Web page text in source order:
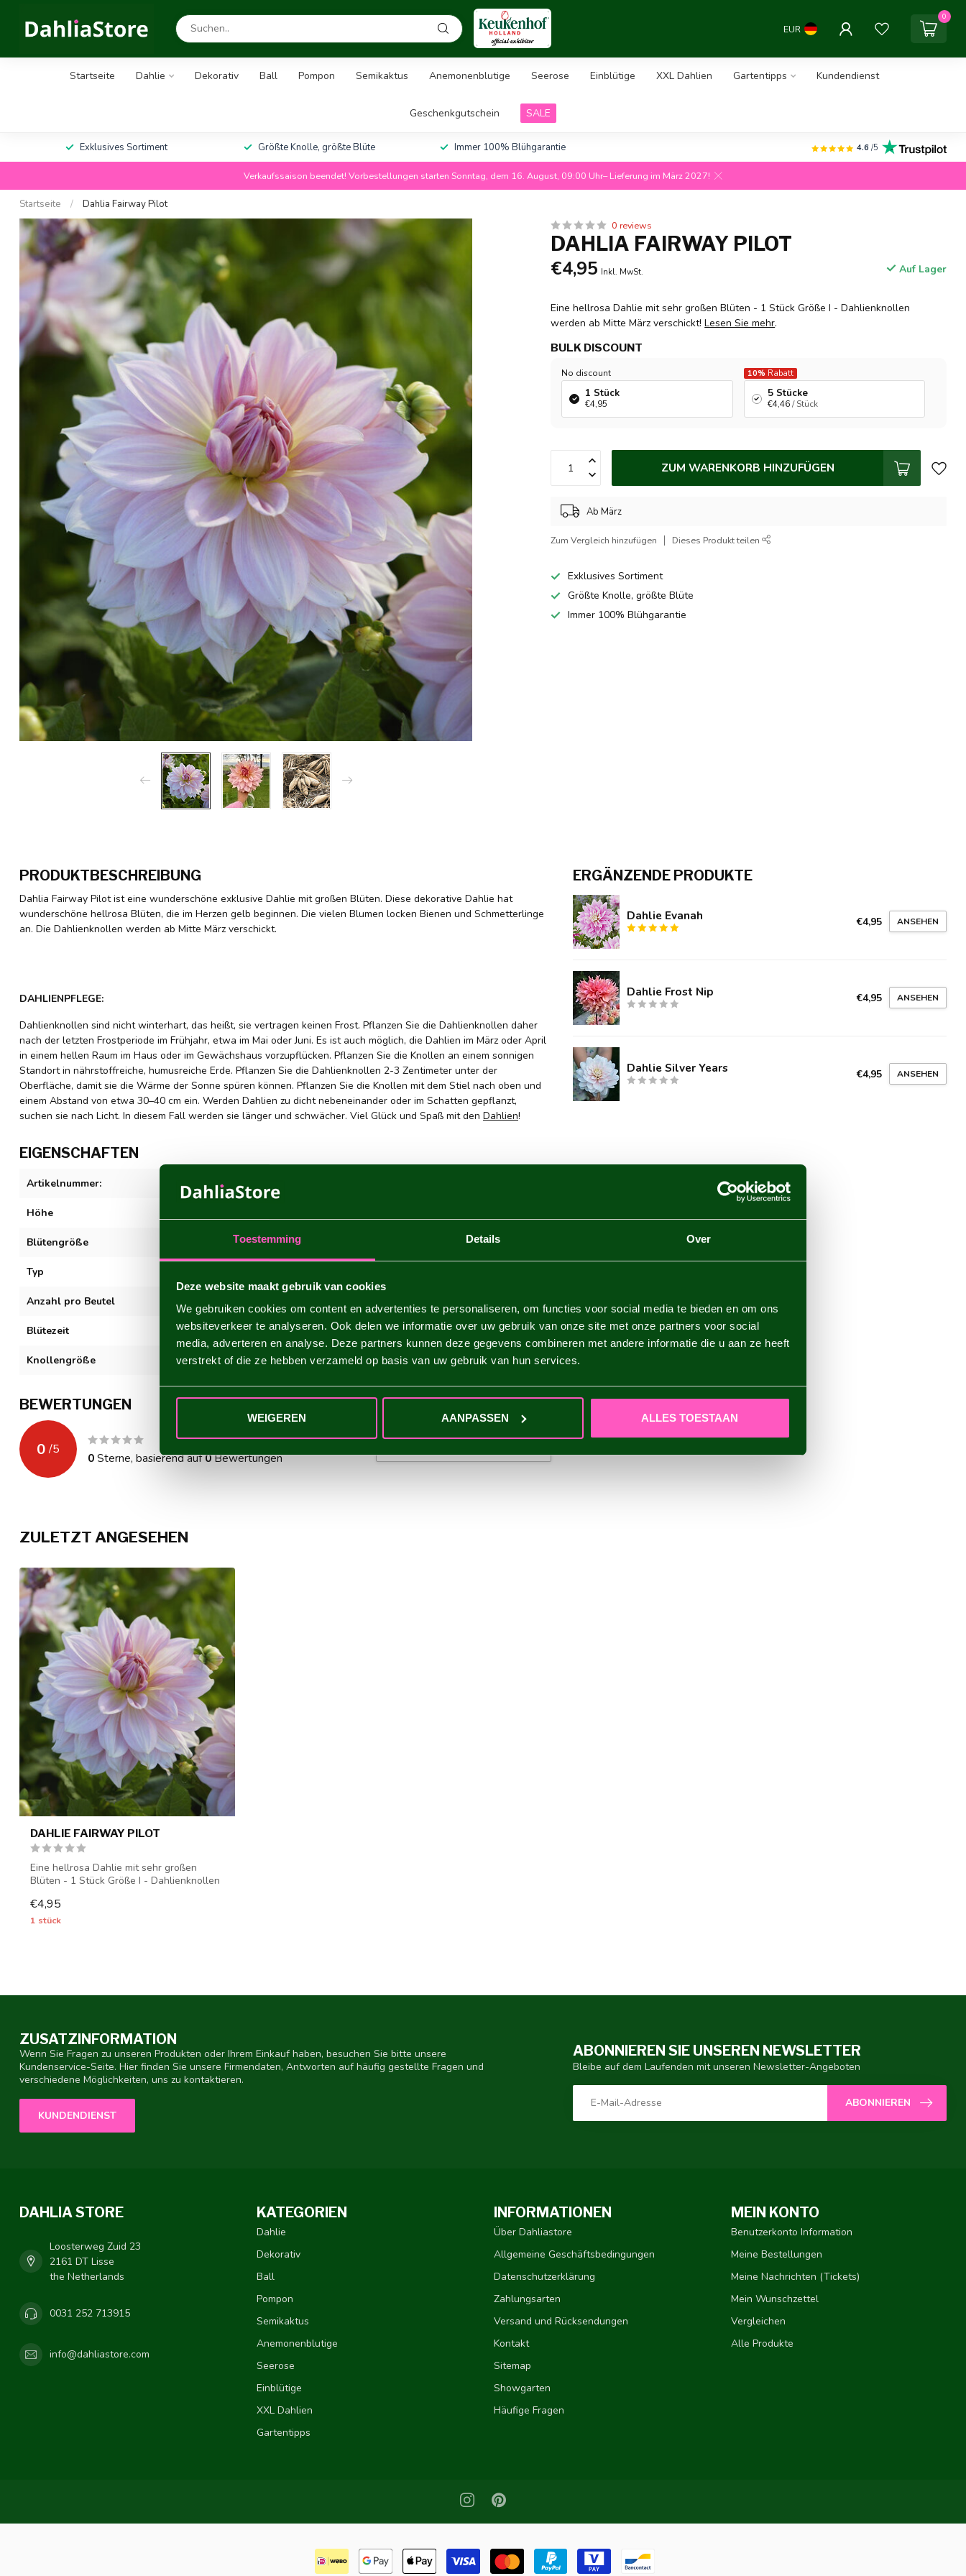
Toestemming Details Over
Deze website maakt gebruik van cookies
We gebruiken cookies om content en advertenties te personaliseren, om functies voor social media te bieden en om ons
websiteverkeer te analyseren. Ook delen we informatie over uw gebruik van onze site met onze partners voor social
media, adverteren en analyse. Deze partners kunnen deze gegevens combineren met andere informatie die u aan ze heeft
verstrekt of die ze hebben verzameld op basis van uw gebruik van hun services.
WEIGEREN AANPASSEN ALLES TOESTAAN
EUR
0
Startseite Dahlie Dekorativ Ball Pompon Semikaktus Anemonenblutige Seerose Einblütige XXL Dahlien Gartentipps Kundendienst
Geschenkgutschein SALE
Exklusives Sortiment Größte Knolle, größte Blüte Immer 100% Blühgarantie 4.6 /5
Verkaufssaison beendet! Vorbestellungen starten Sonntag, dem 16. August, 09:00 Uhr– Lieferung im März 2027!
Startseite / Dahlia Fairway Pilot
0 reviews
DAHLIA FAIRWAY PILOT
€4,95 Inkl. MwSt. Auf Lager
Eine hellrosa Dahlie mit sehr großen Blüten - 1 Stück Größe I - Dahlienknollen
werden ab Mitte März verschickt!Lesen Sie mehr.
BULK DISCOUNT
No discount
1 Stück
€4,95
10% Rabatt
5 Stücke
€4,46 / Stück
ZUM WARENKORB HINZUFÜGEN
Ab März
Zum Vergleich hinzufügen Dieses Produkt teilen
Exklusives Sortiment
Größte Knolle, größte Blüte
Immer 100% Blühgarantie
PRODUKTBESCHREIBUNG
Dahlia Fairway Pilot ist eine wunderschöne exklusive Dahlie mit großen Blüten. Diese dekorative Dahlie hat
wunderschöne hellrosa Blüten, die im Herzen gelb beginnen. Die vielen Blumen locken Bienen und Schmetterlinge
an. Die Dahlienknollen werden ab Mitte März verschickt.
DAHLIENPFLEGE:
Dahlienknollen sind nicht winterhart, das heißt, sie vertragen keinen Frost. Pflanzen Sie die Dahlienknollen daher
nach der letzten Frostperiode im Frühjahr, etwa im Mai oder Juni. Es ist auch möglich, die Dahlien im März oder April
in einem hellen Raum im Haus oder im Gewächshaus vorzupflücken. Pflanzen Sie die Knollen an einem sonnigen
Standort in nährstoffreiche, humusreiche Erde. Pflanzen Sie die Dahlienknollen 2-3 Zentimeter unter der
Oberfläche, damit sie die Wärme der Sonne spüren können. Pflanzen Sie die Knollen mit dem Stiel nach oben und
einem Abstand von etwa 30–40 cm ein. Werden Dahlien zu dicht nebeneinander oder im Schatten gepflanzt,
suchen sie nach Licht. In diesem Fall werden sie länger und schwächer. Viel Glück und Spaß mit den Dahlien!
EIGENSCHAFTEN
Artikelnummer:
Höhe
Blütengröße 20-30 cm
Typ
Anzahl pro Beutel
Blütezeit VII-XI
Knollengröße
BEWERTUNGEN
0 /5
0Sterne, basierend auf0Bewertungen
ERGÄNZENDE PRODUKTE
Dahlie Evanah €4,95 ANSEHEN
Dahlie Frost Nip €4,95 ANSEHEN
Dahlie Silver Years €4,95 ANSEHEN
ZULETZT ANGESEHEN
DAHLIE FAIRWAY PILOT
Eine hellrosa Dahlie mit sehr großen
Blüten - 1 Stück Größe I - Dahlienknollen
€4,95
1 stück
ZUSATZINFORMATION
Wenn Sie Fragen zu unseren Produkten oder Ihrem Einkauf haben, besuchen Sie bitte unsere
Kundenservice-Seite. Hier finden Sie unsere Firmendaten, Antworten auf häufig gestellte Fragen und
verschiedene Möglichkeiten, uns zu kontaktieren.
KUNDENDIENST
ABONNIEREN SIE UNSEREN NEWSLETTER
Bleibe auf dem Laufenden mit unseren Newsletter-Angeboten
ABONNIEREN
DAHLIA STORE
Loosterweg Zuid 23
2161 DT Lisse
the Netherlands
0031 252 713915
info@dahliastore.com
KATEGORIEN
Dahlie
Dekorativ
Ball
Pompon
Semikaktus
Anemonenblutige
Seerose
Einblütige
XXL Dahlien
Gartentipps
INFORMATIONEN
Über Dahliastore
Allgemeine Geschäftsbedingungen
Datenschutzerklärung
Zahlungsarten
Versand und Rücksendungen
Kontakt
Sitemap
Showgarten
Häufige Fragen
MEIN KONTO
Benutzerkonto Information
Meine Bestellungen
Meine Nachrichten (Tickets)
Mein Wunschzettel
Vergleichen
Alle Produkte